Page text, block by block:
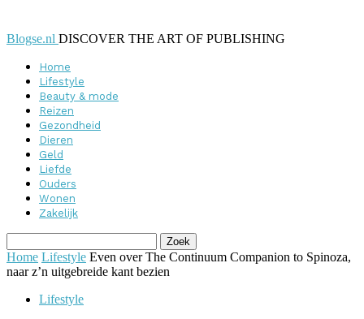
Blogse.nl DISCOVER THE ART OF PUBLISHING
Home
Lifestyle
Beauty & mode
Reizen
Gezondheid
Dieren
Geld
Liefde
Ouders
Wonen
Zakelijk
Home Lifestyle Even over The Continuum Companion to Spinoza,
naar z’n uitgebreide kant bezien
Lifestyle